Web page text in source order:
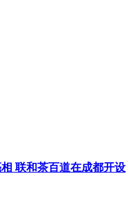
联和茶百道在成都开设